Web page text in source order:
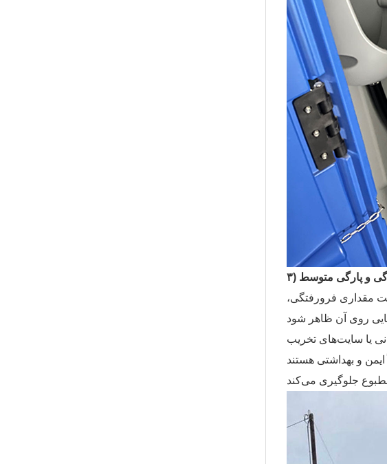
و پارگی متوسط
مقداری فرورفتگی،
یا سایت‌های تخریب